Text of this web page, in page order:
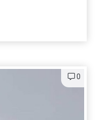
0